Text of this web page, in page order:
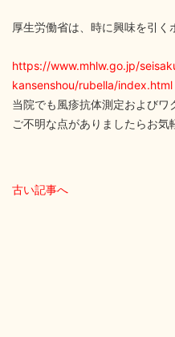
厚生労働省は、時に興味を引く
https://www.mhlw.go.jp/
kansenshou/rubella/index.html
当院でも風疹抗体測定およびワ
ご不明な点がありましたらお気
古い記事へ